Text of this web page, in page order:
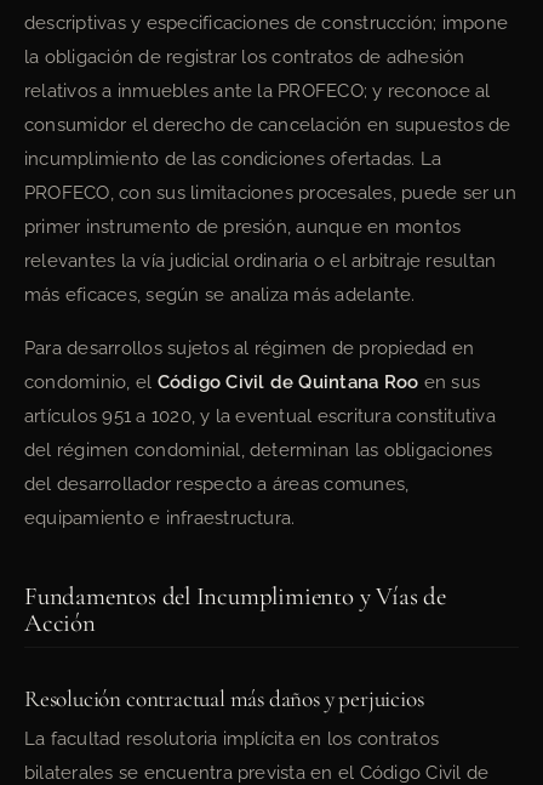
descriptivas y especificaciones de construcción; impone
la obligación de registrar los contratos de adhesión
relativos a inmuebles ante la PROFECO; y reconoce al
consumidor el derecho de cancelación en supuestos de
incumplimiento de las condiciones ofertadas. La
PROFECO, con sus limitaciones procesales, puede ser un
primer instrumento de presión, aunque en montos
relevantes la vía judicial ordinaria o el arbitraje resultan
más eficaces, según se analiza más adelante.
Para desarrollos sujetos al régimen de propiedad en
condominio, el Código Civil de Quintana Roo en sus
artículos 951 a 1020, y la eventual escritura constitutiva
del régimen condominial, determinan las obligaciones
del desarrollador respecto a áreas comunes,
equipamiento e infraestructura.
Fundamentos del Incumplimiento y Vías de
Acción
Resolución contractual más daños y perjuicios
La facultad resolutoria implícita en los contratos
bilaterales se encuentra prevista en el Código Civil de